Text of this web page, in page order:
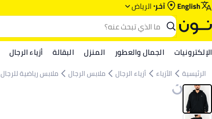
English آخر الرياض‎‎
الإلكترونيات الجمال والعطور المنزل البقالة أزياء الرجال
الرئيسية الأزياء أزياء الرجال ملابس الرجال ملابس رياضية للرجال